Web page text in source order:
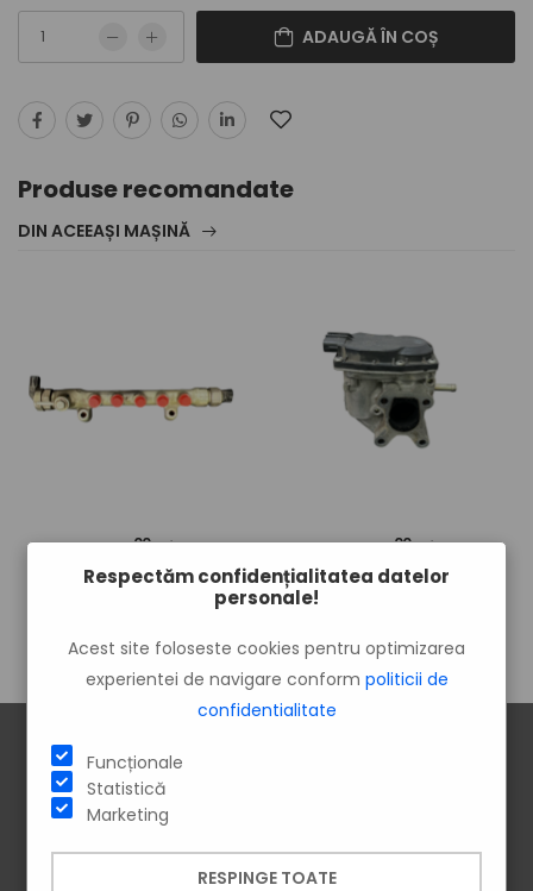
ADAUGĂ ÎN COȘ
Produse recomandate
DIN ACEEAȘI MAȘINĂ
35000lei
Rampa injectoare cu senzor
25000lei
EGR Mazda 3 BM 2014
ÎNSCRIE-TE LA NEWSLETTER!
Vei afla primul despre cele mai noi produse și cele mai tari
oferte.
Respectăm confidențialitatea datelor
personale!
Acest site foloseste cookies pentru optimizarea
experientei de navigare conform politicii de
confidentialitate
Funcționale
Statistică
Marketing
RESPINGE TOATE